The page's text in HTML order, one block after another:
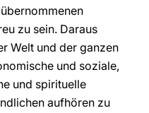
zu sein. Daraus
Welt und der ganzen
und soziale,
und spirituelle
aufhören zu